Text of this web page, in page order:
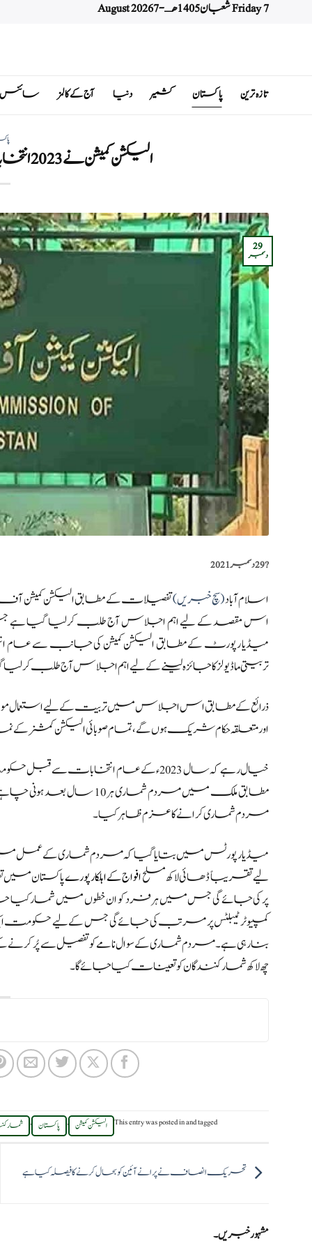
Friday 7 شعبان 1405 هـ - 7 August 2026
تازہ ترین پاکستان کشمیر دنیا آج کے کالمز سائنس
الیکشن کمیشن نے 2023 انتخابات کی تیاری شروع کر لی
29
دسمبر
?️29 دسمبر 2021
اسلام آباد(سچ خبریں)
اس مقصد کے لیے اہم اجلاس آج طلب کرلیا گیا ہے
تربیتی ماڈیولز کا جائزہ لینے کے لیے اہم اجلاس آج طلب
ذرائع کے مطابق اس اجلاس میں تربیت کے لیے استعمال
اور متعلقہ حکام شریک ہوں گے، تمام صوبائی الیکشن
خیال رہے کہ سال 2023ء کے عام
مردم شماری کرانے کا عزم ظاہر کیا ۔
میڈیا رپورٹس میں بتایا گیا کہ مردم شماری کے عمل میں
لیے تقریباً ڈھائی لاکھ مسلحافواج کے اہلکار پورےپاکستان میں
پر کی جائے گی جس میں ہر فرد کو ان خطوں میں شمار کیا
کمپیوٹر ٹیبلٹس پر مرتب کی جائے گی جس کے لیے حکومت
بنا رہی ہے۔ مردم شماری کے سوال نامے کو تفصیل سے پُر
چھ لاکھ شمار کنندگان کو تعینات کیا جائے گا۔
This entry was posted inand tagged الیکشن کمیشن , پاکستان , شمار
تحریک انصاف نے پرانے آئین کو بحال کرنے کا فیصلہ کیا ہے
مشہور خبریں۔